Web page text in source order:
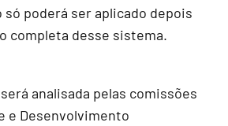
só poderá ser aplicado depois
completa desse sistema.
analisada pelas comissões
e Desenvolvimento